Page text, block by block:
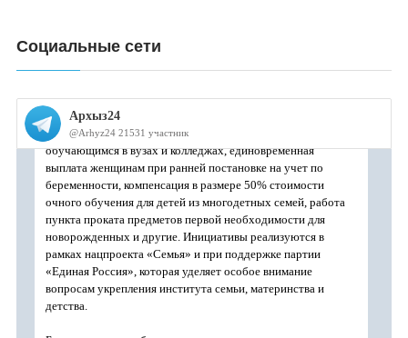
Социальные сети